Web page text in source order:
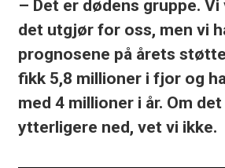
– Det er dødens gruppe.
det utgjør for oss, men vi
prognosene på årets
fikk 5,8 millioner i fjor og
med 4 millioner i år. Om
ytterligere ned, vet vi ikke.